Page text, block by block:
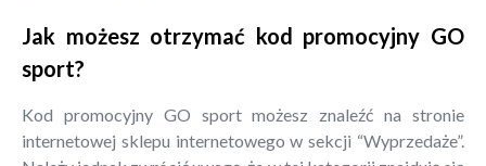
Jak możesz otrzymać kod promocyjny GO
sport?
Kod promocyjny GO sport możesz znaleźć na stronie
internetowej sklepu internetowego w sekcji “Wyprzedaże”.